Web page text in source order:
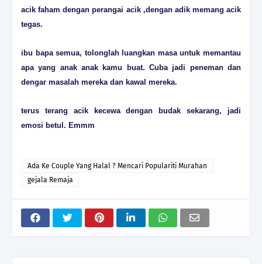
acik faham dengan perangai acik ,dengan adik memang acik
tegas.
ibu bapa semua, tolonglah luangkan masa untuk memantau
apa yang anak anak kamu buat. Cuba jadi peneman dan
dengar masalah mereka dan kawal mereka.
terus terang acik kecewa dengan budak sekarang, jadi
emosi betul. Emmm
Ada Ke Couple Yang Halal ? Mencari Populariti Murahan
gejala Remaja